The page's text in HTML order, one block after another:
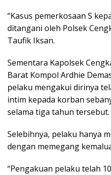
“Kasus pemerkosaan S
ditangani oleh Polsek
Taufik Iksan.
Sementara Kapolsek
Barat Kompol Ardhie
pelaku mengakui dirinya
intim kepada korban
selama tiga tahun tersebut.
Selebihnya, pelaku hanya
dengan memegang
“Pengakuan pelaku telah